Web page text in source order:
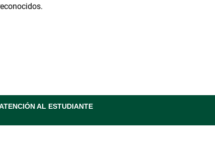
AL ESTUDIANTE